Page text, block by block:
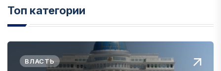
Топ категории
ВЛАСТЬ